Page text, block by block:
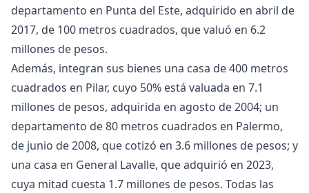
departamento en Punta del Este, adquirido en abril de
2017, de 100 metros cuadrados, que valuó en 6.2
millones de pesos.
Además, integran sus bienes una casa de 400 metros
cuadrados en Pilar, cuyo 50% está valuada en 7.1
millones de pesos, adquirida en agosto de 2004; un
departamento de 80 metros cuadrados en Palermo,
de junio de 2008, que cotizó en 3.6 millones de pesos; y
una casa en General Lavalle, que adquirió en 2023,
cuya mitad cuesta 1.7 millones de pesos. Todas las